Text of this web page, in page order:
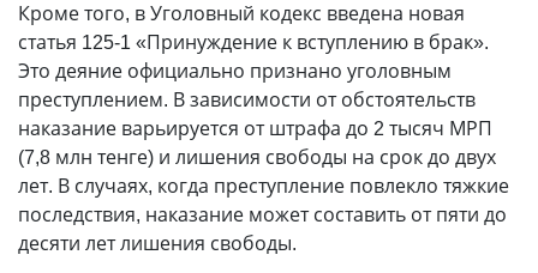
Кроме того, в Уголовный кодекс введена новая
статья 125-1 «Принуждение к вступлению в брак».
Это деяние официально признано уголовным
преступлением. В зависимости от обстоятельств
наказание варьируется от штрафа до 2 тысяч МРП
(7,8 млн тенге) и лишения свободы на срок до двух
лет. В случаях, когда преступление повлекло тяжкие
последствия, наказание может составить от пяти до
десяти лет лишения свободы.